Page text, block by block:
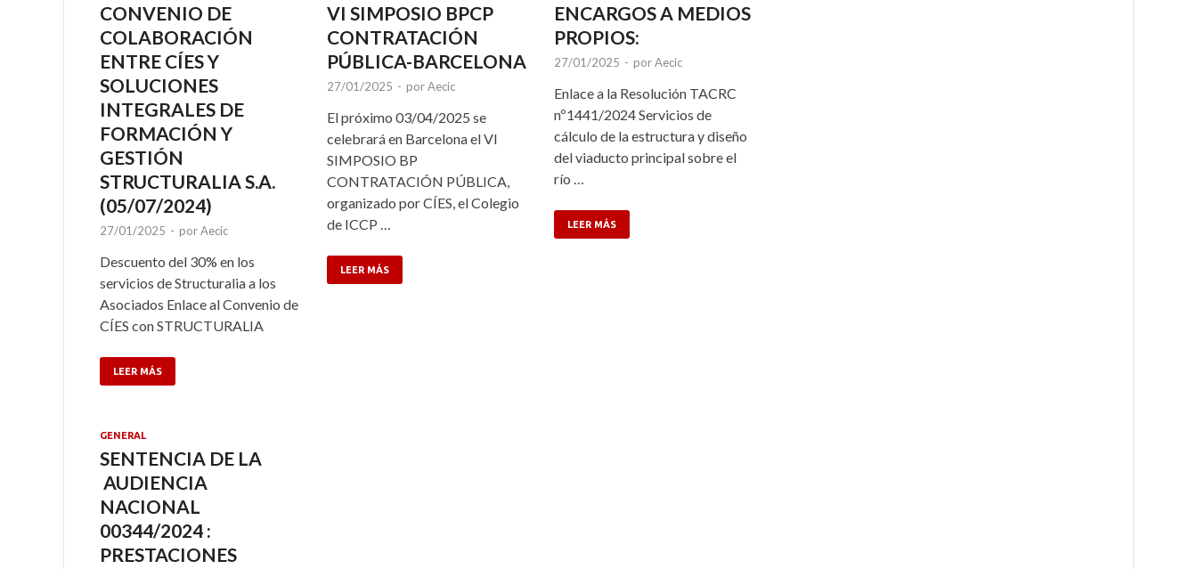
CONVENIO DE
COLABORACIÓN
ENTRE CÍES Y
SOLUCIONES
INTEGRALES DE
FORMACIÓN Y
GESTIÓN
STRUCTURALIA S.A.
(05/07/2024)
27/01/2025 - porAecic
Descuento del 30% en los
servicios de Structuralia a los
Asociados Enlace al Convenio de
CÍES con STRUCTURALIA
LEER MÁS
VI SIMPOSIO BPCP
CONTRATACIÓN
PÚBLICA-BARCELONA
27/01/2025 - porAecic
El próximo 03/04/2025 se
celebrará en Barcelona el VI
SIMPOSIO BP
CONTRATACIÓN PÚBLICA,
organizado por CÍES, el Colegio
de ICCP …
LEER MÁS
ENCARGOS A MEDIOS
PROPIOS:
27/01/2025 - porAecic
Enlace a la Resolución TACRC
nº1441/2024 Servicios de
cálculo de la estructura y diseño
del viaducto principal sobre el
río …
LEER MÁS
GENERAL
SENTENCIA DE LA
AUDIENCIA
NACIONAL
00344/2024 :
PRESTACIONES